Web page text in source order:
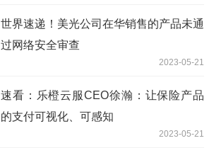
世界速递！美光公司在华销售的产品未通
过网络安全审查
2023-05-21
速看：乐橙云服CEO徐瀚：让保险产品
的支付可视化、可感知
2023-05-21